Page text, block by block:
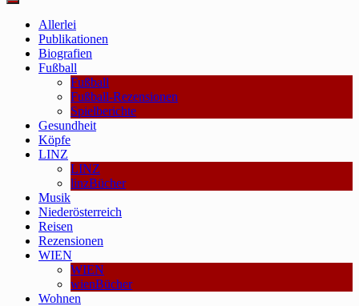
Main
Allerlei
Publikationen
Biografien
Fußball
Fußball
Fußball-Rezensionen
Spielberichte
Gesundheit
Köpfe
LINZ
LINZ
linzBücher
Musik
Niederösterreich
Reisen
Rezensionen
WIEN
WIEN
wienBücher
Wohnen